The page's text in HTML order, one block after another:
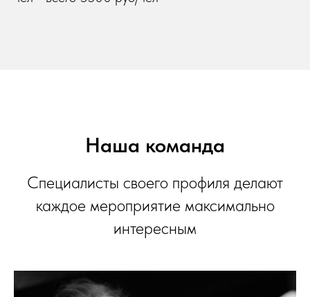
Наша команда
Специалисты своего профиля делают
каждое мероприятие максимально
интересным